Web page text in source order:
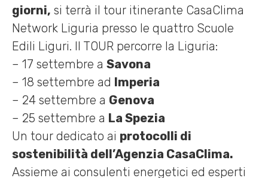
giorni, si terrà il tour itinerante CasaClima
Network Liguria presso le quattro Scuole
Edili Liguri. Il TOUR percorre la Liguria:
– 17 settembre a Savona
– 18 settembre ad Imperia
– 24 settembre a Genova
– 25 settembre a La Spezia
Un tour dedicato ai protocolli di
sostenibilità dell’Agenzia CasaClima.
Assieme ai consulenti energetici ed esperti